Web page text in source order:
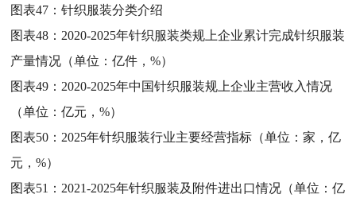
图表47：针织服装分类介绍
图表48： 2020-2025年针织服装类规上企业累计完成针织服装
产量情况（单位：亿件，%）
图表49： 2020-2025年中国针织服装规上企业主营收入情况
（单位：亿元，%）
图表50： 2025年针织服装行业主要经营指标（单位：家，亿
元，%）
图表51： 2021-2025年针织服装及附件进出口情况（单位：亿